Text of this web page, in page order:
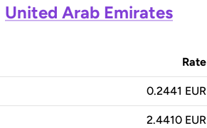
United Arab Emirates
Rate
0.2441 EUR
2.4410 EUR